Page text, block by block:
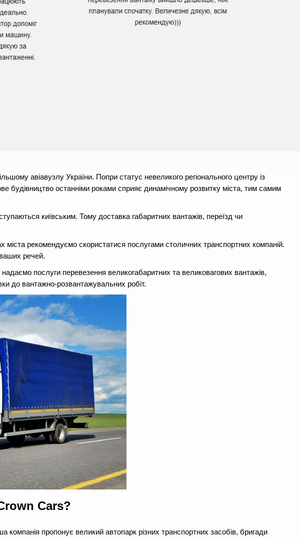
авіавузлу України. Попри статус невеликого регіонального центру із
будівництво останніми роками сприяє динамічному розвитку міста, тим самим
київським. Тому доставка габаритних вантажів, переїзд чи
рекомендуємо скористатися послугами столичних транспортних компаній.
речей.
послуги перевезення великогабаритних та великовагових вантажів,
до вантажно-розвантажувальних робіт.
Cars?
пропонує великий автопарк різних транспортних засобів, бригади